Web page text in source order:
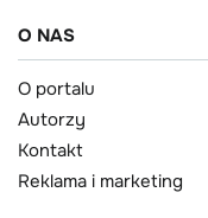
O NAS
O portalu
Autorzy
Kontakt
Reklama i marketing